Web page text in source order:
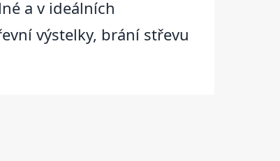
a v ideálních
výstelky, brání střevu